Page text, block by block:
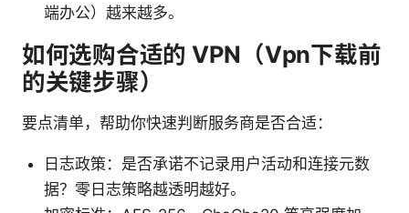
端办公）越来越多。
如何选购合适的 VPN（Vpn下载前
的关键步骤）
要点清单，帮助你快速判断服务商是否合适：
日志政策：是否承诺不记录用户活动和连接元数
据？零日志策略越透明越好。